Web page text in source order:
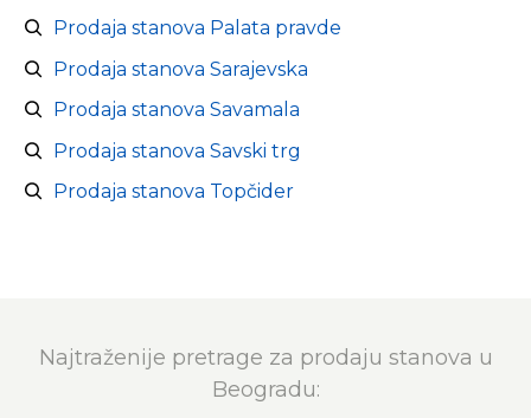
Prodaja stanova Palata pravde
Prodaja stanova Sarajevska
Prodaja stanova Savamala
Prodaja stanova Savski trg
Prodaja stanova Topčider
Najtraženije pretrage za prodaju stanova u
Beogradu: